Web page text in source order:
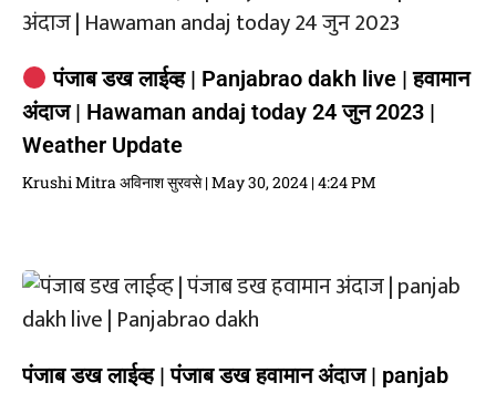
पंजाब डख लाईव्ह | Panjabrao dakh live | हवामान
अंदाज | Hawaman andaj today 24 जुन 2023 |
Weather Update
Krushi Mitra अविनाश सुरवसे May 30, 2024 4:24 PM
पंजाब डख लाईव्ह | पंजाब डख हवामान अंदाज | panjab